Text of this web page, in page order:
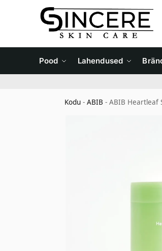
Pood Lahendused
Kodu -ABIB -ABIB Heartleaf